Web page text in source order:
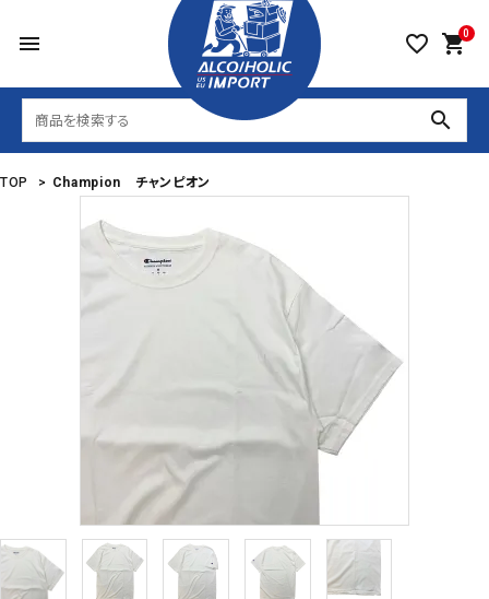
menu favorite_border 0
shopping_cart
search
TOP > Champion チャンピオン